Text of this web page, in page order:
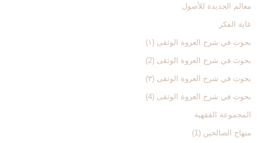
معالم الجدیدة للأصول
غایة الفکر
بحوث في شرح العروة الوثقی (۱)
بحوث في شرح العروة الوثقی (2)
بحوث في شرح العروة الوثقی (۳)
بحوث في شرح العروة الوثقی (4)
المجموعة الفقهیة
منهاج الصالحین (1)